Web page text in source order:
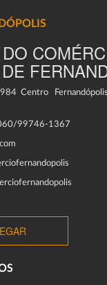
984 Centro
99746-1367